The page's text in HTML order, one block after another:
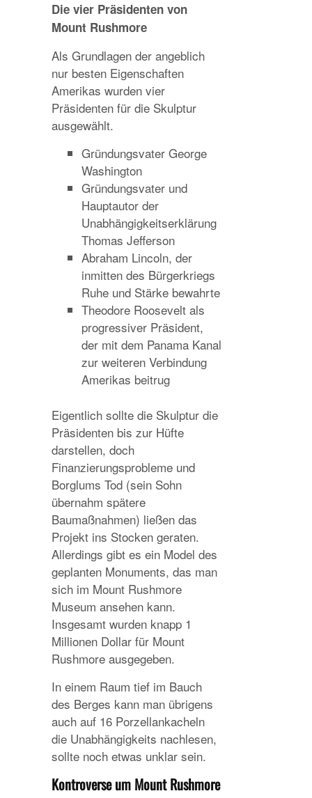
Die vier Präsidenten von
Mount Rushmore
Als Grundlagen der angeblich
nur besten Eigenschaften
Amerikas wurden vier
Präsidenten für die Skulptur
ausgewählt.
Gründungsvater George
Washington
Gründungsvater und
Hauptautor der
Unabhängigkeitserklärung
Thomas Jefferson
Abraham Lincoln, der
inmitten des Bürgerkriegs
Ruhe und Stärke bewahrte
Theodore Roosevelt als
progressiver Präsident,
der mit dem Panama Kanal
zur weiteren Verbindung
Amerikas beitrug
Eigentlich sollte die Skulptur die
Präsidenten bis zur Hüfte
darstellen, doch
Finanzierungsprobleme und
Borglums Tod (sein Sohn
übernahm spätere
Baumaßnahmen) ließen das
Projekt ins Stocken geraten.
Allerdings gibt es ein Model des
geplanten Monuments, das man
sich im Mount Rushmore
Museum ansehen kann.
Insgesamt wurden knapp 1
Millionen Dollar für Mount
Rushmore ausgegeben.
In einem Raum tief im Bauch
des Berges kann man übrigens
auch auf 16 Porzellankacheln
die Unabhängigkeits nachlesen,
sollte noch etwas unklar sein.
Kontroverse um Mount Rushmore